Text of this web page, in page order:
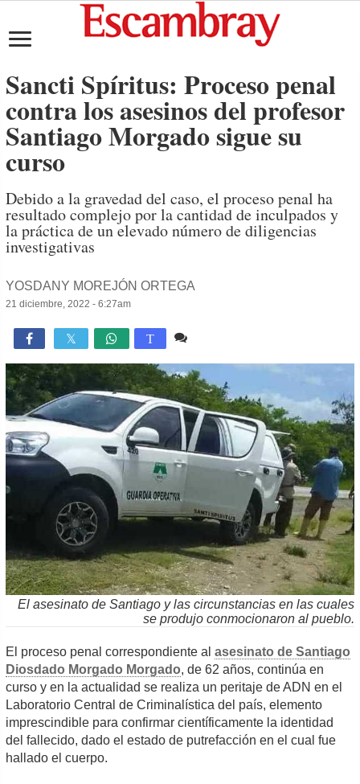
Sancti Spíritus: Proceso penal
contra los asesinos del profesor
Santiago Morgado sigue su
curso
Debido a la gravedad del caso, el proceso penal ha
resultado complejo por la cantidad de inculpados y
la práctica de un elevado número de diligencias
investigativas
YOSDANY MOREJÓN ORTEGA
21 diciembre, 2022 - 6:27am
 T
El asesinato de Santiago y las circunstancias en las cuales
se produjo conmocionaron al pueblo.
El proceso penal correspondiente alasesinato de Santiago
Diosdado Morgado Morgado, de 62 años, continúa en
curso y en la actualidad se realiza un peritaje de ADN en el
Laboratorio Central de Criminalística del país, elemento
imprescindible para confirmar científicamente la identidad
del fallecido, dado el estado de putrefacción en el cual fue
hallado el cuerpo.